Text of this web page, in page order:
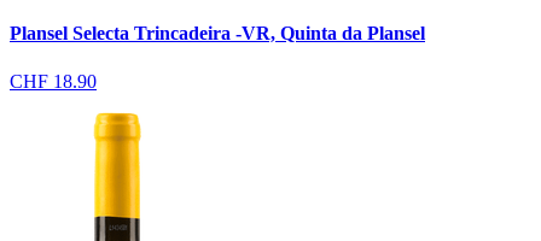
Plansel Selecta Trincadeira -VR, Quinta da Plansel
CHF 18.90